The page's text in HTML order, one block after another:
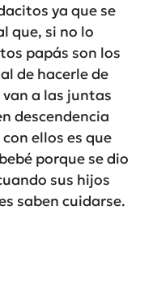
ya que se
que, si no lo
papás son los
de hacerle de
a las juntas
descendencia
ellos es que
porque se dio
sus hijos
saben cuidarse.